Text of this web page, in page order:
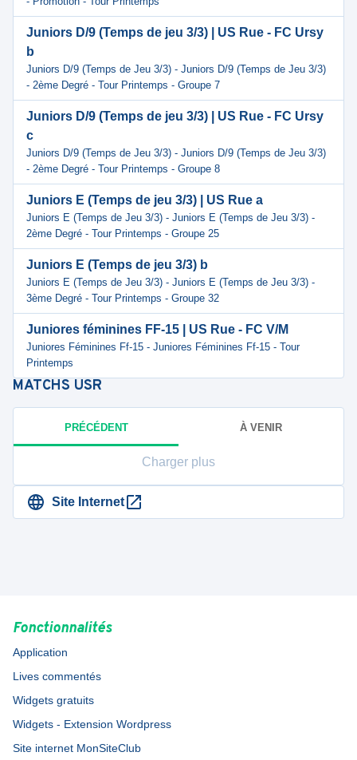
Juniors D/9 (Temps de jeu 3/3) | US Rue - FC Ursy
b
Juniors D/9 (Temps de Jeu 3/3) - Juniors D/9 (Temps de Jeu 3/3)
- 2ème Degré - Tour Printemps - Groupe 7
Juniors D/9 (Temps de jeu 3/3) | US Rue - FC Ursy
c
Juniors D/9 (Temps de Jeu 3/3) - Juniors D/9 (Temps de Jeu 3/3)
- 2ème Degré - Tour Printemps - Groupe 8
Juniors E (Temps de jeu 3/3) | US Rue a
Juniors E (Temps de Jeu 3/3) - Juniors E (Temps de Jeu 3/3) -
2ème Degré - Tour Printemps - Groupe 25
Juniors E (Temps de jeu 3/3) b
Juniors E (Temps de Jeu 3/3) - Juniors E (Temps de Jeu 3/3) -
3ème Degré - Tour Printemps - Groupe 32
Juniores féminines FF-15 | US Rue - FC V/M
Juniores Féminines Ff-15 - Juniores Féminines Ff-15 - Tour
Printemps
MATCHS USR
PRÉCÉDENT À VENIR
Charger plus
Site Internet
Fonctionnalités
Application
Lives commentés
Widgets gratuits
Widgets - Extension Wordpress
Site internet MonSiteClub